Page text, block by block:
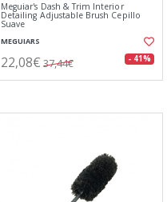
Meguiar's Dash & Trim Interior
Detailing Adjustable Brush Cepillo
Suave
MEGUIARS
22,08€ 37,44€ - 41%